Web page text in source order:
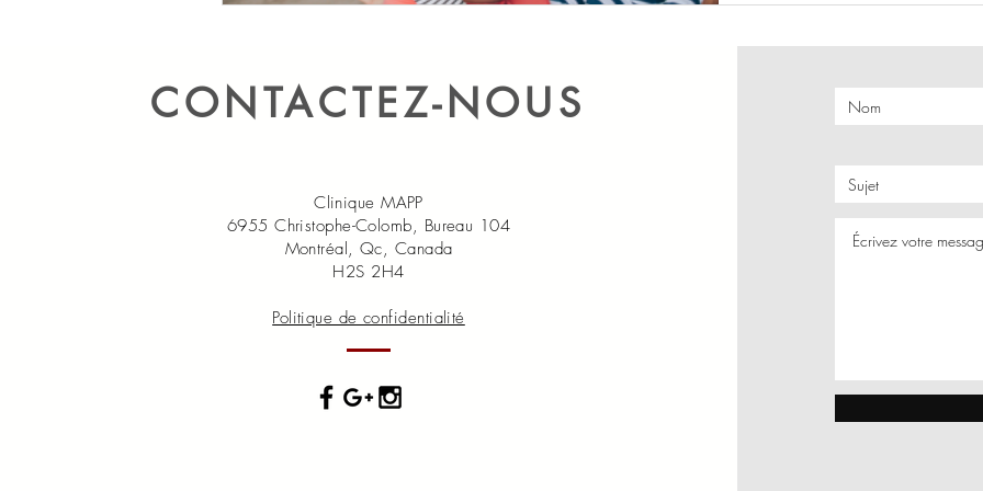
CONTACTEZ-NOUS
Clinique MAPP
6955 Christophe-Colomb, Bureau 104
Montréal, Qc, Canada
H2S 2H4
Politique de confidentialité